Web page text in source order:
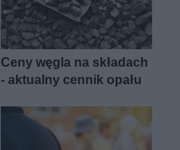
Ceny węgla na składach
- aktualny cennik opału